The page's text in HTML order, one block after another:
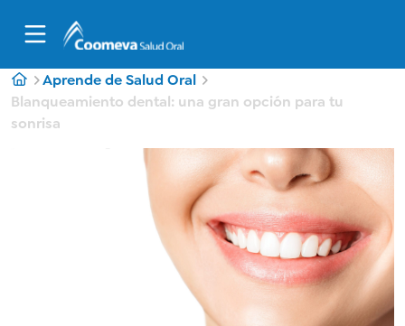
Aprende de Salud Oral
Blanqueamiento dental: una gran opción para tu
sonrisa